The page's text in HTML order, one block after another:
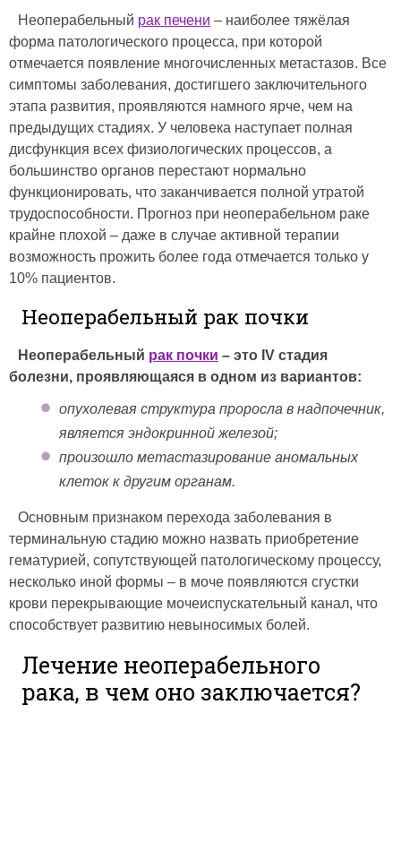
Неоперабельный рак печени – наиболее тяжёлая
форма патологического процесса, при которой
отмечается появление многочисленных метастазов. Все
симптомы заболевания, достигшего заключительного
этапа развития, проявляются намного ярче, чем на
предыдущих стадиях. У человека наступает полная
дисфункция всех физиологических процессов, а
большинство органов перестают нормально
функционировать, что заканчивается полной утратой
трудоспособности. Прогноз при неоперабельном раке
крайне плохой – даже в случае активной терапии
возможность прожить более года отмечается только у
10% пациентов.
Неоперабельный рак почки
Неоперабельный рак почки – это IV стадия
болезни, проявляющаяся в одном из вариантов:
опухолевая структура проросла в надпочечник,
является эндокринной железой;
произошло метастазирование аномальных
клеток к другим органам.
Основным признаком перехода заболевания в
терминальную стадию можно назвать приобретение
гематурией, сопутствующей патологическому процессу,
несколько иной формы – в моче появляются сгустки
крови перекрывающие мочеиспускательный канал, что
способствует развитию невыносимых болей.
Лечение неоперабельного
рака, в чем оно заключается?